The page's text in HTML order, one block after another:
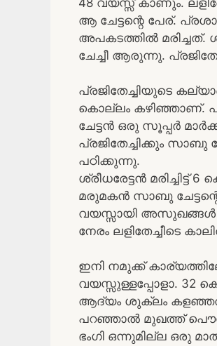
48 വയസ്സ് കാണും.
ആ ചേട്ടന്റെ പേര്.
അപകടത്തിൽ മരിച്ചത്.
ചേച്ചീ ആരുന്നു.
പ്രജിതേച്ചിയുടെ
കൊല്ലം കഴിഞ്ഞാണ്.
ചേട്ടൻ ഒരു സൂപ്പർ
പ്രജിതേച്ചിക്കും
പഠിക്കുന്നു.
ശ്രീധരേട്ടൻ മരിച്ചിട്ട്
മരുമകൻ സാബു
വയസ്സായി അസുഖങ്ങൾ
നേരം ലളിതേച്ചീടെ
ഇനി നമുക്ക്
വയസ്സുള്ളപ്പോളാ. 32
ആദ്യം ശുക്ലം കളഞ്ഞത്
പറഞ്ഞാൽ മുഖത്ത്
ഭംഗി ഒന്നുമില്ല ഒരു